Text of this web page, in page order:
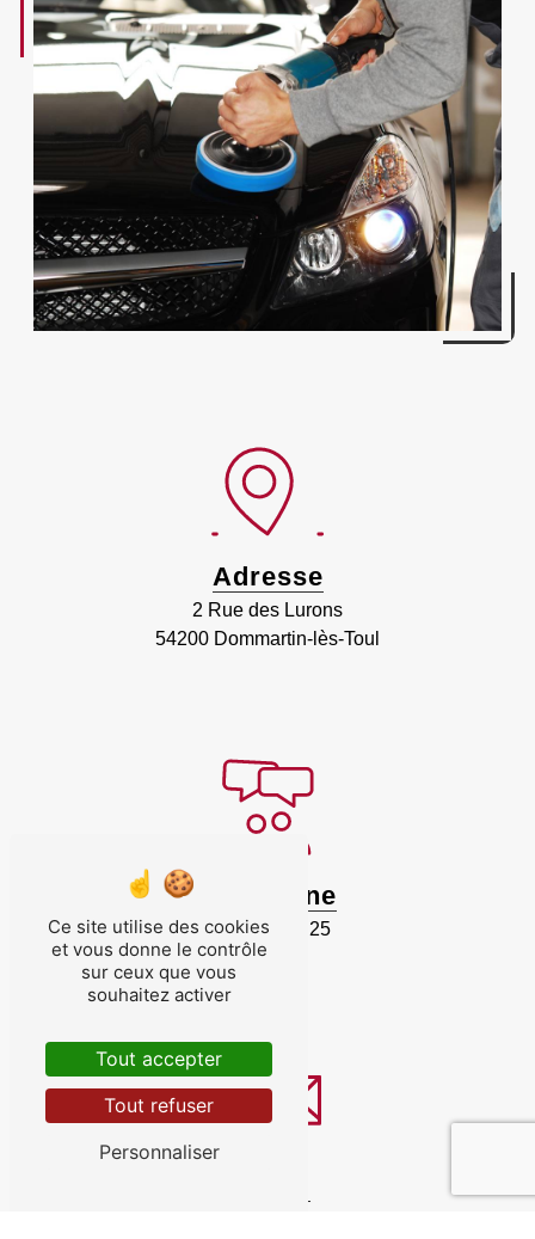
Adresse
2 Rue des Lurons
54200 Dommartin-lès-Toul
Téléphone
03 83 43 20 25
Ce site utilise des cookies
et vous donne le contrôle
sur ceux que vous
souhaitez activer
Tout accepter
Tout refuser
Personnaliser